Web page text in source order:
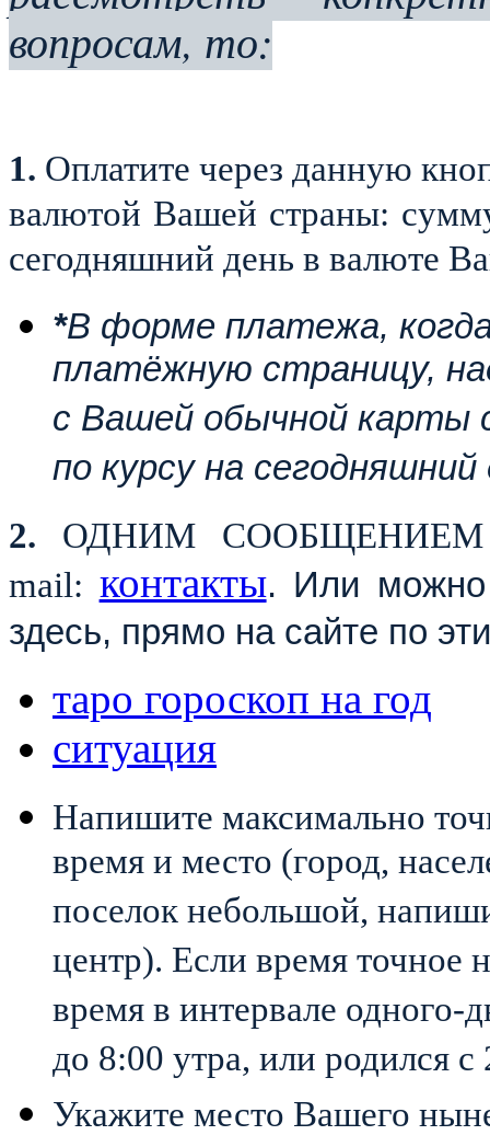
вопросам, то:
1. Оплатите через данную
валютой Вашей страны:
сегодняшний день в валюте
*В форме платежа,
платёжную страницу,
c Вашей обычной карты
по курсу на сегодняшний
2. ОДНИМ СООБЩЕНИЕМ
mail: контакты. Или можно
здесь, прямо на сайте по
таро гороскоп на год
ситуация
Напишите максимально
время и место (город,
поселок небольшой,
центр). Если время точное
время в интервале одного-
до 8:00 утра, или родился
Укажите место Вашего